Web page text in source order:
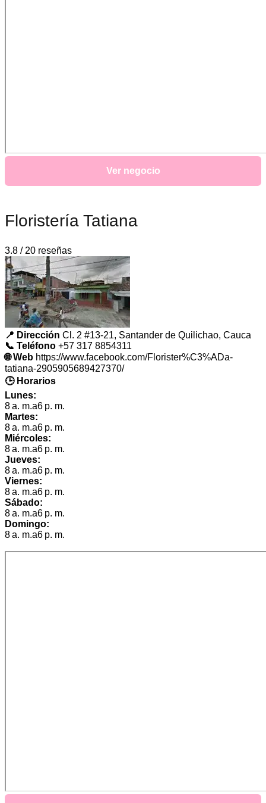
Ver negocio
Floristería Tatiana
3.8 / 20 reseñas
📍 Dirección Cl. 2 #13-21, Santander de Quilichao, Cauca
📞 Teléfono +57 317 8854311
🌐 Web https://www.facebook.com/Florister%C3%ADa-
tatiana-2905905689427370/
🕒 Horarios
Lunes:
8 a. m.a6 p. m.
Martes:
8 a. m.a6 p. m.
Miércoles:
8 a. m.a6 p. m.
Jueves:
8 a. m.a6 p. m.
Viernes:
8 a. m.a6 p. m.
Sábado:
8 a. m.a6 p. m.
Domingo:
8 a. m.a6 p. m.